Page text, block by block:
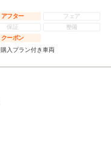
アフター
フェア
保証
整備
クーポン
購入プラン付き車両